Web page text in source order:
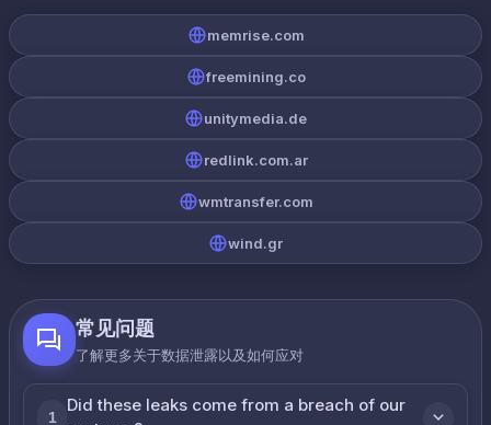
memrise.com
freemining.co
unitymedia.de
redlink.com.ar
wmtransfer.com
wind.gr
常见问题
了解更多关于数据泄露以及如何应对
1
Did these leaks come from a breach of our